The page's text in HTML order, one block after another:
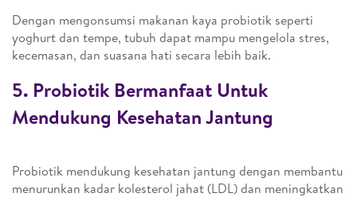
Dengan mengonsumsi makanan kaya probiotik seperti
yoghurt dan tempe, tubuh dapat mampu mengelola stres,
kecemasan, dan suasana hati secara lebih baik.
5. Probiotik Bermanfaat Untuk
Mendukung Kesehatan Jantung
Probiotik mendukung kesehatan jantung dengan membantu
menurunkan kadar kolesterol jahat (LDL) dan meningkatkan